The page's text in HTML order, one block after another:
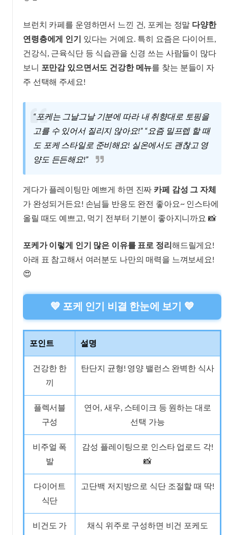
브런치 카페를 운영하면서 느낀 건, 포케는 정말 다양한
연령층에게 인기
있다는 거예요. 특히 요즘은 다이어트,
건강식, 근육식단 등 식습관을 신경 쓰는 사람들이 많다
보니
포만감 있으면서도 건강한 메뉴를 찾는 분들이 자
주 선택해 주세요!
“포케는 그날그날 기분에 따라 내 취향대로 토핑을
고를 수 있어서 질리지 않아요!” “요즘 밀프렙 할 때
도 포케 스타일로 준비해요! 실온에서도 괜찮고 영
양도 든든해요!”
게다가 플레이팅만 예쁘게 하면 진짜 카페 감성 그 자체
가 완성되거든요! 손님들 반응도 완전 좋아요~ 인스타에
올릴 때도 예쁘고, 먹기 전부터 기분이 좋아지니까요 📸
포케가 이렇게 인기 많은 이유를 표로 정리 해드릴게요!
아래 표 참고해서 여러분도 나만의 매력을 느껴보세요!
😍
💙 포케 인기 비결 한눈에 보기 💙
포인트 설명
건강한 한
끼
탄단지 균형! 영양 밸런스 완벽한 식사
플렉서블
구성
연어, 새우, 스테이크 등 원하는 대로
선택 가능
비주얼 폭
발
감성 플레이팅으로 인스타 업로드 각!
📸
다이어트
식단
고단백 저지방으로 식단 조절할 때 딱!
비건도 가 채식 위주로 구성하면 비건 포케도